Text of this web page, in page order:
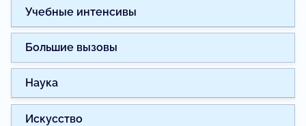
Наука
Искусство
Учебные интенсивы
Большие вызовы